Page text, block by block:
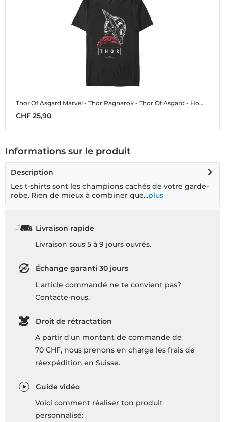
Thor Of Asgard Marvel - Thor Ragnarok - Thor Of Asgard - Homme T-shirt
CHF 25,90
Informations sur le produit
Description
Les t-shirts sont les champions cachés de votre garde-
robe. Rien de mieux à combiner que...plus
Livraison rapide
Livraison sous 5 à 9 jours ouvrés.
Échange garanti 30 jours
L'article commandé ne te convient pas?
Contacte-nous.
Droit de rétractation
A partir d'un montant de commande de
70 CHF, nous prenons en charge les frais de
réexpédition en Suisse.
Guide vidéo
Voici comment réaliser ton produit
personnalisé: